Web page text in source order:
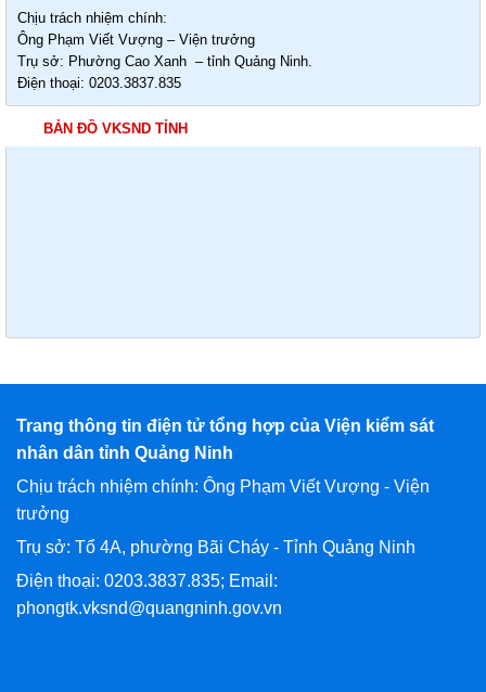
Chịu trách nhiệm chính:
Ông Phạm Viết Vượng – Viện trưởng
Trụ sở: Phường Cao Xanh – tỉnh Quảng Ninh.
Điện thoại: 0203.3837.835
BẢN ĐỒ VKSND TỈNH
Trang thông tin điện tử tổng hợp của Viện kiểm sát
nhân dân tỉnh Quảng Ninh
Chịu trách nhiệm chính: Ông Phạm Viết Vượng - Viện
trưởng
Trụ sở: Tổ 4A, phường Bãi Cháy - Tỉnh Quảng Ninh
Điện thoại: 0203.3837.835; Email:
phongtk.vksnd@quangninh.gov.vn